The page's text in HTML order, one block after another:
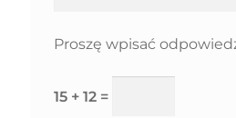
Proszę wpisać
15 + 12 =